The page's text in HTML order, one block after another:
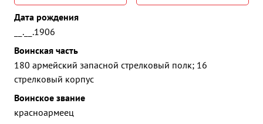
Дата рождения
__.__.1906
Воинская часть
180 армейский запасной стрелковый полк; 16
стрелковый корпус
Воинское звание
красноармеец